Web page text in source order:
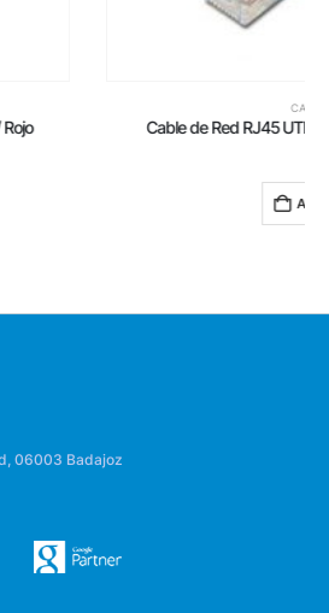
Aisens A135-0243 Cat.6/ 2m/ Azul
06003 Badajoz